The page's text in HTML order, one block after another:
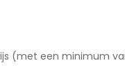
(met een minimum